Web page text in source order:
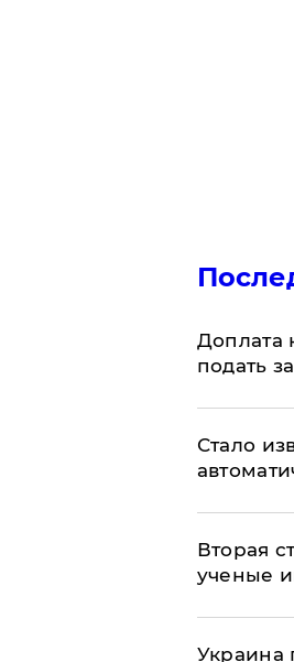
Доплата
подать
Стало
Вторая
ученые
Украина